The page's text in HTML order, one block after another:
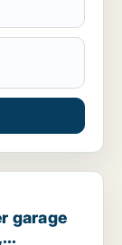
uthyrning i
garage